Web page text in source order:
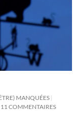
MANQUÉES
11 COMMENTAIRES